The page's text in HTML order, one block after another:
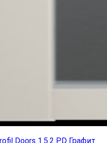
Doors 1.5.2 PD Графит